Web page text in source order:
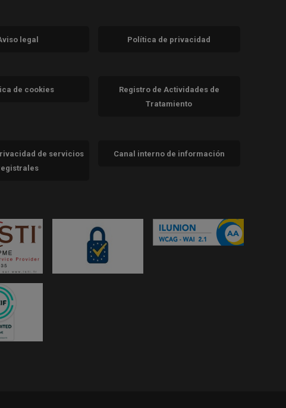
nueva)
legal Política de privacidad
de cookies
Registro de Actividades de
Tratamiento
de servicios
Canal interno de información